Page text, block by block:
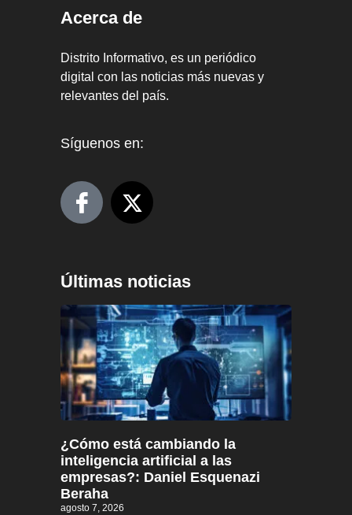
Acerca de
Distrito Informativo, es un periódico
digital con las noticias más nuevas y
relevantes del país.
Síguenos en:
Últimas noticias
¿Cómo está cambiando la
inteligencia artificial a las
empresas?: Daniel Esquenazi
Beraha
agosto 7, 2026